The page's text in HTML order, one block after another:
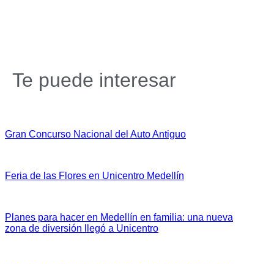
Te puede interesar
Gran Concurso Nacional del Auto Antiguo
Feria de las Flores en Unicentro Medellín
Planes para hacer en Medellín en familia: una nueva
zona de diversión llegó a Unicentro